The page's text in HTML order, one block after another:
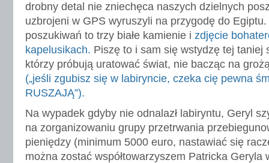
drobny detal nie zniechęca naszych dzielnych
uzbrojeni w GPS wyruszyli na przygodę do
poszukiwań to trzy białe kamienie i zdjęcie
kapelusikach. Piszę to i sam się wstydzę tej taniej
którzy próbują uratować świat, nie bacząc na
(„jeśli zgubisz się w labiryncie, czeka cię pewna
RUSZAJĄ”).
Na wypadek gdyby nie odnalazł labiryntu, Geryl
na zorganizowaniu grupy przetrwania
pieniędzy (minimum 5000 euro, nastawiać się
można zostać współtowarzyszem Patricka Geryla